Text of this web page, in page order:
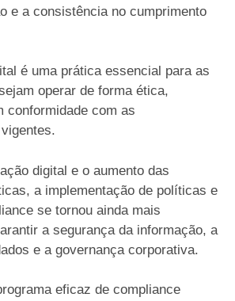
e a consistência no cumprimento
é uma prática essencial para as
operar de forma ética,
conformidade com as
digital e o aumento das
a implementação de políticas e
se tornou ainda mais
a segurança da informação, a
e a governança corporativa.
eficaz de compliance